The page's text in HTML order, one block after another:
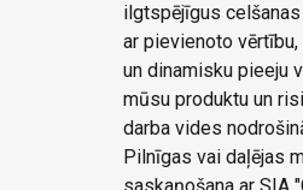
ilgtspējīgus
ar pievienoto
un dinamisku pieeju
mūsu produktu un
darba vides
Pilnīgas vai daļējas